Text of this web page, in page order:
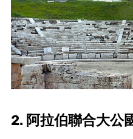
2. 阿拉伯聯合大公